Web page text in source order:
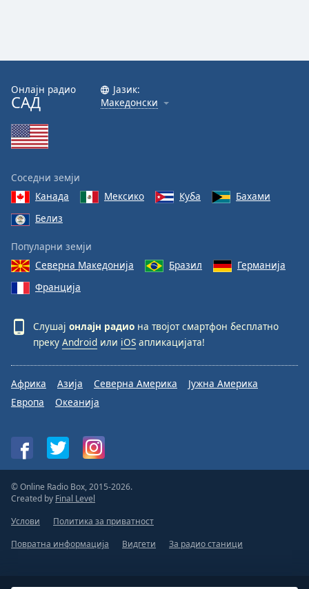
Онлајн радио
САД
Јазик:
Македонски
Соседни земји
Канада
Мексико Куба
Бахами
Белиз
Популарни земји
Северна Македонија
Бразил
Германија
Франција
Слушај онлајн радио на твојот смартфон бесплатно
преку Android или iOS апликацијата!
Африка Азија Северна Америка
Јужна Америка
Европа
Океанија
© Online Radio Box, 2015-2026.
Created by Final Level
Услови
Политика за приватност
Повратна информација
Видгети За радио станици